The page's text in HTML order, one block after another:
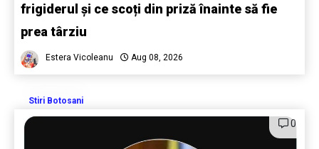
frigiderul și ce scoți din priză înainte să fie
prea târziu
Estera Vicoleanu Aug 08, 2026
Stiri Botosani
0